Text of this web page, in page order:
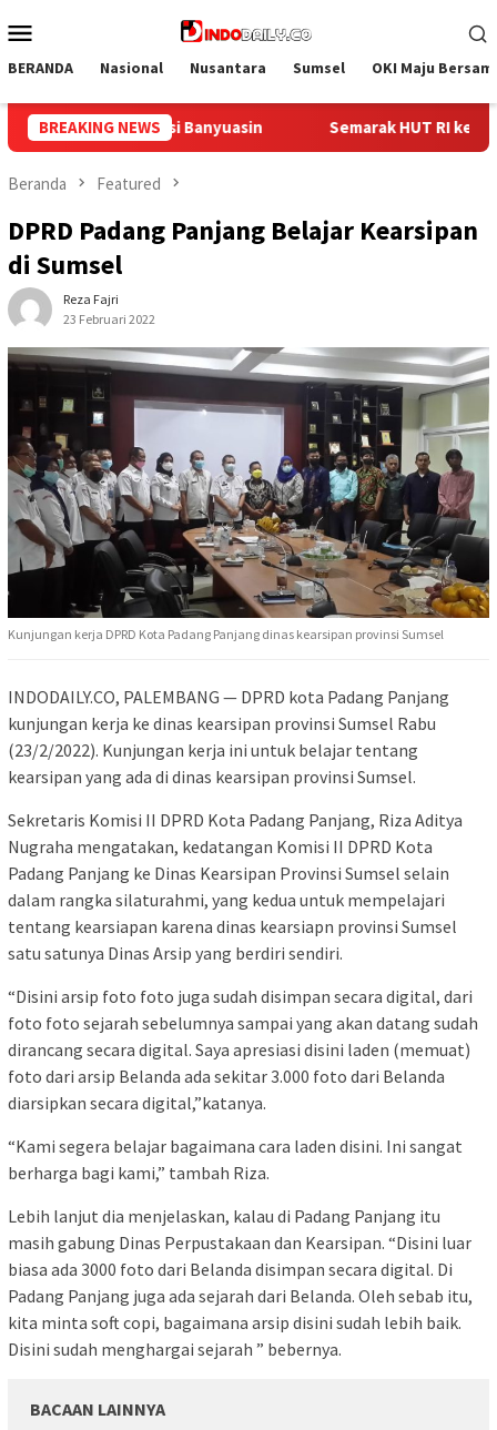
ke
Mobile
BERANDA Nasional Nusantara Sumsel OKI Maju
BREAKING NEWS
HUT RI ke-81, Lapas Perempuan Palembang Gelar Cek
Beranda Featured
DPRD Padang Panjang Belajar Kearsipan
di Sumsel
Reza Fajri
23 Februari 2022
Kunjungan kerja DPRD Kota Padang Panjang dinas kearsipan provinsi Sumsel
INDODAILY.CO, PALEMBANG — DPRD kota Padang Panjang
kunjungan kerja ke dinas kearsipan provinsi Sumsel Rabu
(23/2/2022). Kunjungan kerja ini untuk belajar tentang
kearsipan yang ada di dinas kearsipan provinsi Sumsel.
Sekretaris Komisi II DPRD Kota Padang Panjang, Riza Aditya
Nugraha mengatakan, kedatangan Komisi II DPRD Kota
Padang Panjang ke Dinas Kearsipan Provinsi Sumsel selain
dalam rangka silaturahmi, yang kedua untuk mempelajari
tentang kearsiapan karena dinas kearsiapn provinsi Sumsel
satu satunya Dinas Arsip yang berdiri sendiri.
“Disini arsip foto foto juga sudah disimpan secara digital, dari
foto foto sejarah sebelumnya sampai yang akan datang sudah
dirancang secara digital. Saya apresiasi disini laden (memuat)
foto dari arsip Belanda ada sekitar 3.000 foto dari Belanda
diarsipkan secara digital,”katanya.
“Kami segera belajar bagaimana cara laden disini. Ini sangat
berharga bagi kami,” tambah Riza.
Lebih lanjut dia menjelaskan, kalau di Padang Panjang itu
masih gabung Dinas Perpustakaan dan Kearsipan. “Disini luar
biasa ada 3000 foto dari Belanda disimpan secara digital. Di
Padang Panjang juga ada sejarah dari Belanda. Oleh sebab itu,
kita minta soft copi, bagaimana arsip disini sudah lebih baik.
Disini sudah menghargai sejarah ” bebernya.
BACAAN LAINNYA